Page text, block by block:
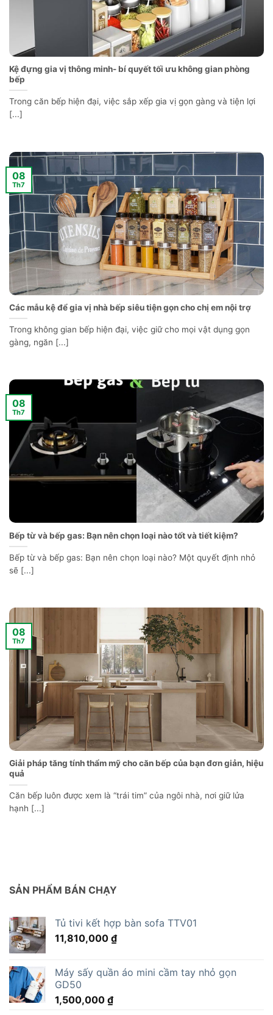
Kệ đựng gia vị thông minh- bí quyết tối ưu không gian phòng
bếp
Trong căn bếp hiện đại, việc sắp xếp gia vị gọn gàng và tiện lợi
[...]
Các mẫu kệ để gia vị nhà bếp siêu tiện gọn cho chị em nội trợ
Trong không gian bếp hiện đại, việc giữ cho mọi vật dụng gọn
gàng, ngăn [...]
08
Th7
Bếp từ và bếp gas: Bạn nên chọn loại nào tốt và tiết kiệm?
Bếp từ và bếp gas: Bạn nên chọn loại nào? Một quyết định nhỏ
sẽ [...]
08
Th7
Giải pháp tăng tính thẩm mỹ cho căn bếp của bạn đơn giản, hiệu
quả
Căn bếp luôn được xem là “trái tim” của ngôi nhà, nơi giữ lửa
hạnh [...]
08
Th7
SẢN PHẨM BÁN CHẠY
Tủ tivi kết hợp bàn sofa TTV01
11,810,000 ₫
Máy sấy quần áo mini cầm tay nhỏ gọn
GD50
1,500,000 ₫